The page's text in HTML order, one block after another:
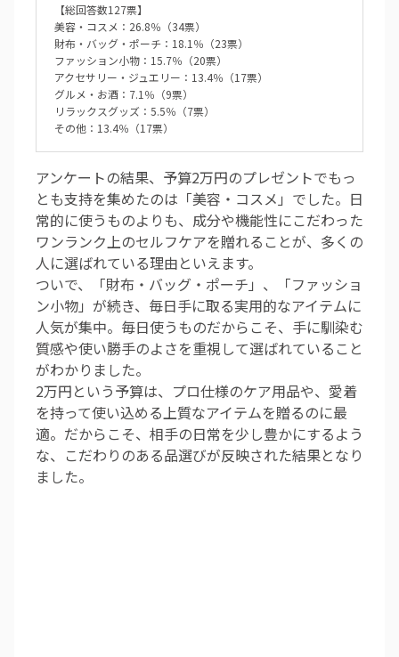
【総回答数127票】
美容・コスメ：26.8％（34票）
財布・バッグ・ポーチ：18.1％（23票）
ファッション小物：15.7％（20票）
アクセサリー・ジュエリー：13.4％（17票）
グルメ・お酒：7.1％（9票）
リラックスグッズ：5.5％（7票）
その他：13.4％（17票）
アンケートの結果、予算2万円のプレゼントでもっ
とも支持を集めたのは「美容・コスメ」でした。日
常的に使うものよりも、成分や機能性にこだわった
ワンランク上のセルフケアを贈れることが、多くの
人に選ばれている理由といえます。
ついで、「財布・バッグ・ポーチ」、「ファッショ
ン小物」が続き、毎日手に取る実用的なアイテムに
人気が集中。毎日使うものだからこそ、手に馴染む
質感や使い勝手のよさを重視して選ばれていること
がわかりました。
2万円という予算は、プロ仕様のケア用品や、愛着
を持って使い込める上質なアイテムを贈るのに最
適。だからこそ、相手の日常を少し豊かにするよう
な、こだわりのある品選びが反映された結果となり
ました。